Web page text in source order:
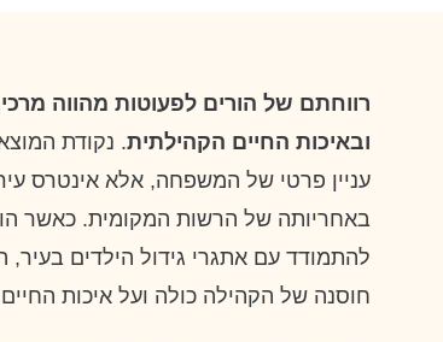
רווחתם של הורים לפעוטות מהווה
ובאיכות החיים הקהילתית. נקודת
עניין פרטי של המשפחה, אלא אינטרס
באחריותה של הרשות המקומית. כאשר
להתמודד עם אתגרי גידול הילדים
חוסנה של הקהילה כולה ועל איכות החיים